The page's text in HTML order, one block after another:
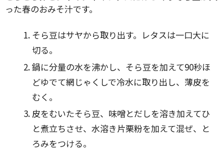
った春のおみそ汁です。
そら豆はサヤから取り出す。レタスは一口大に
切る。
鍋に分量の水を沸かし、そら豆を加えて90秒ほ
どゆでて網じゃくしで冷水に取り出し、薄皮を
むく。
皮をむいたそら豆、味噌とだしを溶き加えてひ
と煮立ちさせ、水溶き片栗粉を加えて混ぜ、と
ろみをつける。